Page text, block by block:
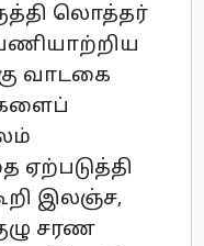
லொத்தர்
வாடகை
ஏற்படுத்தி
இலஞ்ச,
சரண